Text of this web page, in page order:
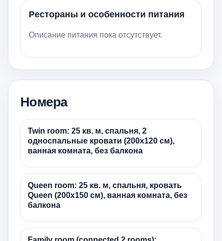
Рестораны и особенности питания
Описание питания пока отсутствует.
Номера
Twin room: 25 кв. м, спальня, 2
односпальные кровати (200x120 см),
ванная комната, без балкона
Queen room: 25 кв. м, спальня, кровать
Queen (200x150 см), ванная комната, без
балкона